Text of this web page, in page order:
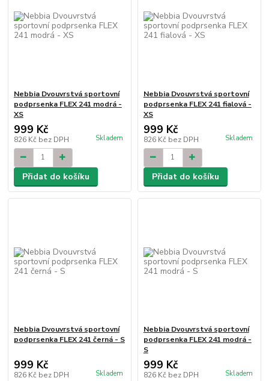
Nebbia Dvouvrstvá sportovní
podprsenka FLEX 241 modrá -
XS
999 Kč
826 Kč bez DPH Skladem
Přidat do košíku
Nebbia Dvouvrstvá sportovní
podprsenka FLEX 241 fialová -
XS
999 Kč
826 Kč bez DPH Skladem
Přidat do košíku
Nebbia Dvouvrstvá sportovní
podprsenka FLEX 241 černá - S
999 Kč
826 Kč bez DPH Skladem
Nebbia Dvouvrstvá sportovní
podprsenka FLEX 241 modrá -
S
999 Kč
826 Kč bez DPH Skladem